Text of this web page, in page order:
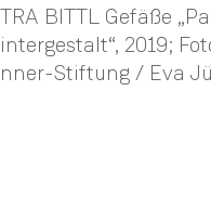
BITTL Gefäße
2019;
Stiftung / Eva